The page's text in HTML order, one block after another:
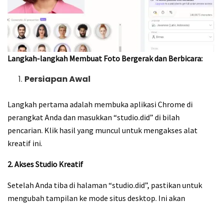
Langkah-langkah Membuat Foto Bergerak dan Berbicara:
Persiapan Awal
Langkah pertama adalah membuka aplikasi Chrome di
perangkat Anda dan masukkan “studio.did” di bilah
pencarian. Klik hasil yang muncul untuk mengakses alat
kreatif ini.
2. Akses Studio Kreatif
Setelah Anda tiba di halaman “studio.did”, pastikan untuk
mengubah tampilan ke mode situs desktop. Ini akan